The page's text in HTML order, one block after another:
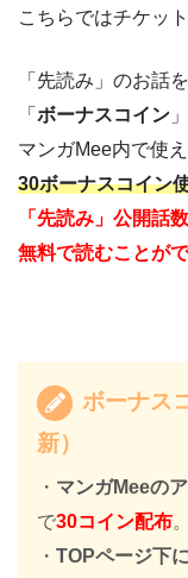
こちらではチケッ
「先読み」のお話
「 ボーナスコイン
マンガMee内で使
30ボーナスコイン
「先読み」公開話
無料で読むことが
ボーナス
新）
・ マンガMeeの
で30コイン配布。
・ TOPページ下